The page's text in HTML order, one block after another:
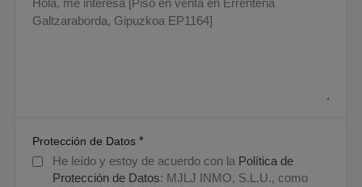
Protección de Datos *
He leído y estoy de acuerdo con la Política de
Protección de Datos: MJLJ INMO, S.L.U., como